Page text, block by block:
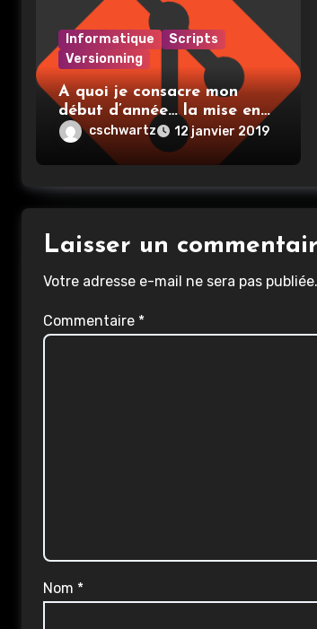
Informatique
Scripts
Versionning
A quoi je consacre mon
début d’année… la mise en
place et l’utilisation de git
cschwartz 12 janvier 2019
Laisser un
Votre adresse e-mail ne sera pas publiée.
Commentaire *
Nom *